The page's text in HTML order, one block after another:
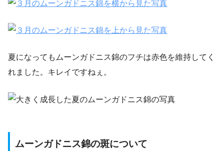
夏になってもムーンガドニス錦のフチは赤色を維持してく
れました。キレイですねぇ。
ムーンガドニス錦の斑について